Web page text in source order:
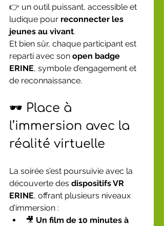
👉 un outil puissant, accessible et
ludique pour reconnecter les
jeunes au vivant.
Et bien sûr, chaque participant est
reparti avec son open badge
ERINE, symbole d’engagement et
de reconnaissance.
🕶️ Place à
l’immersion avec la
réalité virtuelle
La soirée s’est poursuivie avec la
découverte des dispositifs VR
ERINE, offrant plusieurs niveaux
d’immersion :
🎥 Un film de 10 minutes à